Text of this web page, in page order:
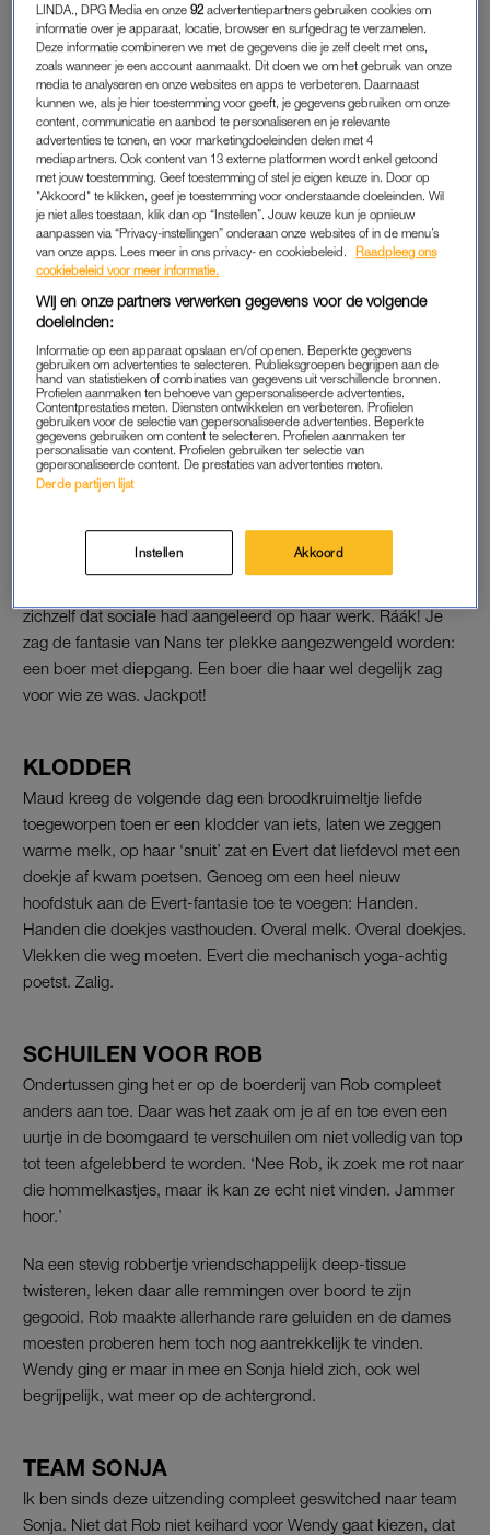
je doet, welk bootje er drijft op het riviertje dat diep in de grot
die Evert heet, ronddobbert. Maar goed, dat lukt hem dus niet.
Evert heeft twee manieren van reageren. Hij zegt ‘goed’ of het
iets volledigere ‘is goed’. Zelfs de toon verandert niet. Wat
moet je daarmee? Hoe kan een vrouw als Maud, die het
woord ‘stupéfait’ of anders het synoniem ‘verbouwereerd’ in
een volzin kan gebruiken, doordringen tot die grot. Waar zit de
ingang?
VRAGENLIJST
Er moest daarom een vragenlijst komen. Eentje om het
gesprek aan te zwengelen. Evert zei nog wel dat het in het
café makkelijker gaat, praten. ‘Zet de goede man een pul
voor’, riep ik hier gefrustreerd op de bank. Want we snappen
allemaal dat er in het café een hulpmiddel aanwezig is om een
beetje los te komen. Maar goed, Evert was zelf ook niet op het
idee gekomen zichzelf iets in te schenken en dus bleef het bij
‘goed’ en ‘is goed’, tot er ineens een bliksemschicht aan
iemand die nog moest leren ruimte in te nemen. Maud
bestempelde haar in de zoveelste luide volzin juist als
zichzelf dat sociale had aangeleerd op haar werk. Ráák! Je
zag de fantasie van Nans ter plekke aangezwengeld worden:
een boer met diepgang. Een boer die haar wel degelijk zag
voor wie ze was. Jackpot!
KLODDER
Maud kreeg de volgende dag een broodkruimeltje liefde
toegeworpen toen er een klodder van iets, laten we zeggen
warme melk, op haar ‘snuit’ zat en Evert dat liefdevol met een
doekje af kwam poetsen. Genoeg om een heel nieuw
hoofdstuk aan de Evert-fantasie toe te voegen: Handen.
Handen die doekjes vasthouden. Overal melk. Overal doekjes.
Vlekken die weg moeten. Evert die mechanisch yoga-achtig
poetst. Zalig.
SCHUILEN VOOR ROB
Ondertussen ging het er op de boerderij van Rob compleet
anders aan toe. Daar was het zaak om je af en toe even een
uurtje in de boomgaard te verschuilen om niet volledig van top
tot teen afgelebberd te worden. ‘Nee Rob, ik zoek me rot naar
die hommelkastjes, maar ik kan ze echt niet vinden. Jammer
hoor.’
Na een stevig robbertje vriendschappelijk deep-tissue
twisteren, leken daar alle remmingen over boord te zijn
gegooid. Rob maakte allerhande rare geluiden en de dames
moesten proberen hem toch nog aantrekkelijk te vinden.
Wendy ging er maar in mee en Sonja hield zich, ook wel
begrijpelijk, wat meer op de achtergrond.
TEAM SONJA
Ik ben sinds deze uitzending compleet geswitched naar team
Sonja. Niet dat Rob niet keihard voor Wendy gaat kiezen, dat
LINDA., DPG Media en onze92 advertentiepartners gebruiken cookies om
informatie over je apparaat, locatie, browser en surfgedrag te verzamelen.
Deze informatie combineren we met de gegevens die je zelf deelt met ons,
zoals wanneer je een account aanmaakt. Dit doen we om het gebruik van onze
media te analyseren en onze websites en apps te verbeteren. Daarnaast
kunnen we, als je hier toestemming voor geeft, je gegevens gebruiken om onze
content, communicatie en aanbod te personaliseren en je relevante
advertenties te tonen, en voor marketingdoeleinden delen met 4
mediapartners. Ook content van 13 externe platformen wordt enkel getoond
met jouw toestemming. Geef toestemming of stel je eigen keuze in. Door op
"Akkoord" te klikken, geef je toestemming voor onderstaande doeleinden. Wil
je niet alles toestaan, klik dan op “Instellen”. Jouw keuze kun je opnieuw
aanpassen via “Privacy-instellingen” onderaan onze websites of in de menu’s
van onze apps. Lees meer in ons privacy- en cookiebeleid.
Raadpleeg ons
cookiebeleid voor meer informatie.
Wij en onze partners verwerken gegevens voor de volgende
doeleinden:
Informatie op een apparaat opslaan en/of openen. Beperkte gegevens
gebruiken om advertenties te selecteren. Publieksgroepen begrijpen aan de
hand van statistieken of combinaties van gegevens uit verschillende bronnen.
Profielen aanmaken ten behoeve van gepersonaliseerde advertenties.
Contentprestaties meten. Diensten ontwikkelen en verbeteren. Profielen
gebruiken voor de selectie van gepersonaliseerde advertenties. Beperkte
gegevens gebruiken om content te selecteren. Profielen aanmaken ter
personalisatie van content. Profielen gebruiken ter selectie van
gepersonaliseerde content. De prestaties van advertenties meten.
Derde partijen lijst
Instellen Akkoord